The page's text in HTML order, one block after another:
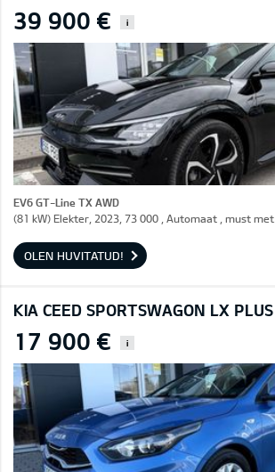
39 900 € i
EV6 GT-Line TX AWD
(81 kW) Elekter, 2023, 73 000 , Automaat , must met.
OLEN HUVITATUD!
KIA CEED SPORTSWAGON LX PLUS
17 900 € i